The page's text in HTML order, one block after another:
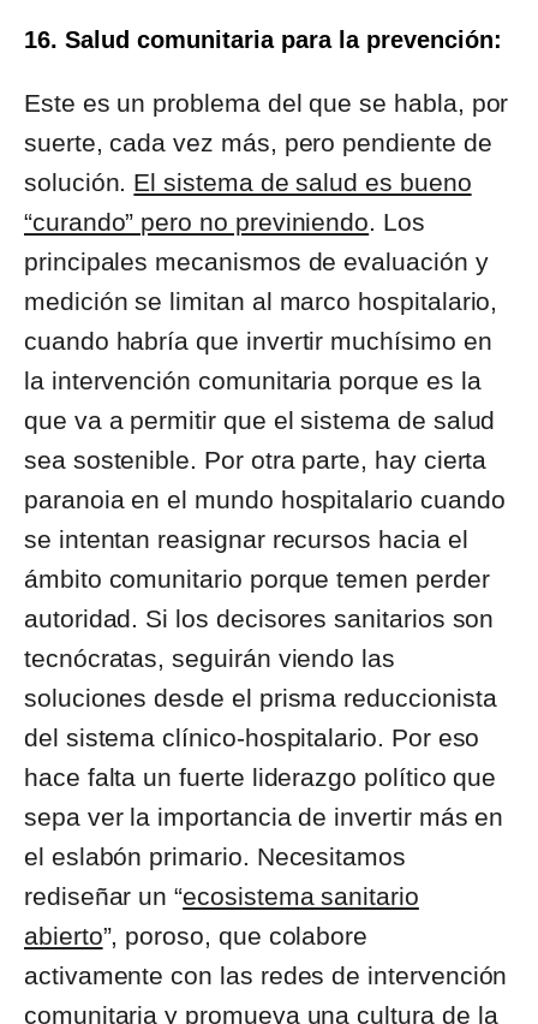
16. Salud comunitaria para la prevención:
Este es un problema del que se habla, por
suerte, cada vez más, pero pendiente de
solución. El sistema de salud es bueno
“curando” pero no previniendo . Los
principales mecanismos de evaluación y
medición se limitan al marco hospitalario,
cuando habría que invertir muchísimo en
la intervención comunitaria porque es la
que va a permitir que el sistema de salud
sea sostenible. Por otra parte, hay cierta
paranoia en el mundo hospitalario cuando
se intentan reasignar recursos hacia el
ámbito comunitario porque temen perder
autoridad. Si los decisores sanitarios son
tecnócratas, seguirán viendo las
soluciones desde el prisma reduccionista
del sistema clínico-hospitalario. Por eso
hace falta un fuerte liderazgo político que
sepa ver la importancia de invertir más en
el eslabón primario. Necesitamos
rediseñar un “ecosistema sanitario
abierto”, poroso, que colabore
activamente con las redes de intervención
comunitaria y promueva una cultura de la